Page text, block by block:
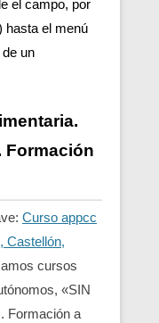
el campo, por
hasta el menú
un
Formación
Curso appcc
Castellón,
cursos
«SIN
Formación a